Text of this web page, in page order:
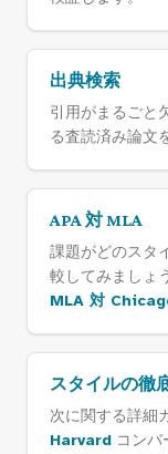
出典検索
引用がまるごと
る査読済み論文
APA 対 MLA
課題がどのスタ
較してみましょ
MLA 対
スタイルの徹
次に関する詳細
Harvard コン